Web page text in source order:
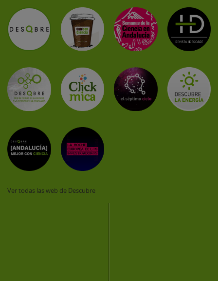
Ver todas las web de Descubre